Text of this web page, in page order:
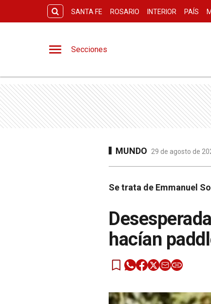
SANTA FE ROSARIO INTERIOR PAÍS
Secciones
MUNDO 29 de agosto de
Se trata de Emmanuel
hacían